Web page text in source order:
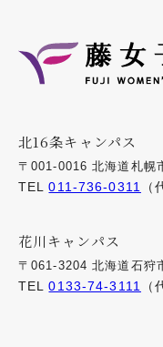
北16条キャンパス
〒001-0016 北海道札幌
TEL011-736-0311 （
花川キャンパス
〒061-3204 北海道石狩
TEL0133-74-3111 （